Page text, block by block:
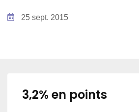
25 sept. 2015
3,2% en points